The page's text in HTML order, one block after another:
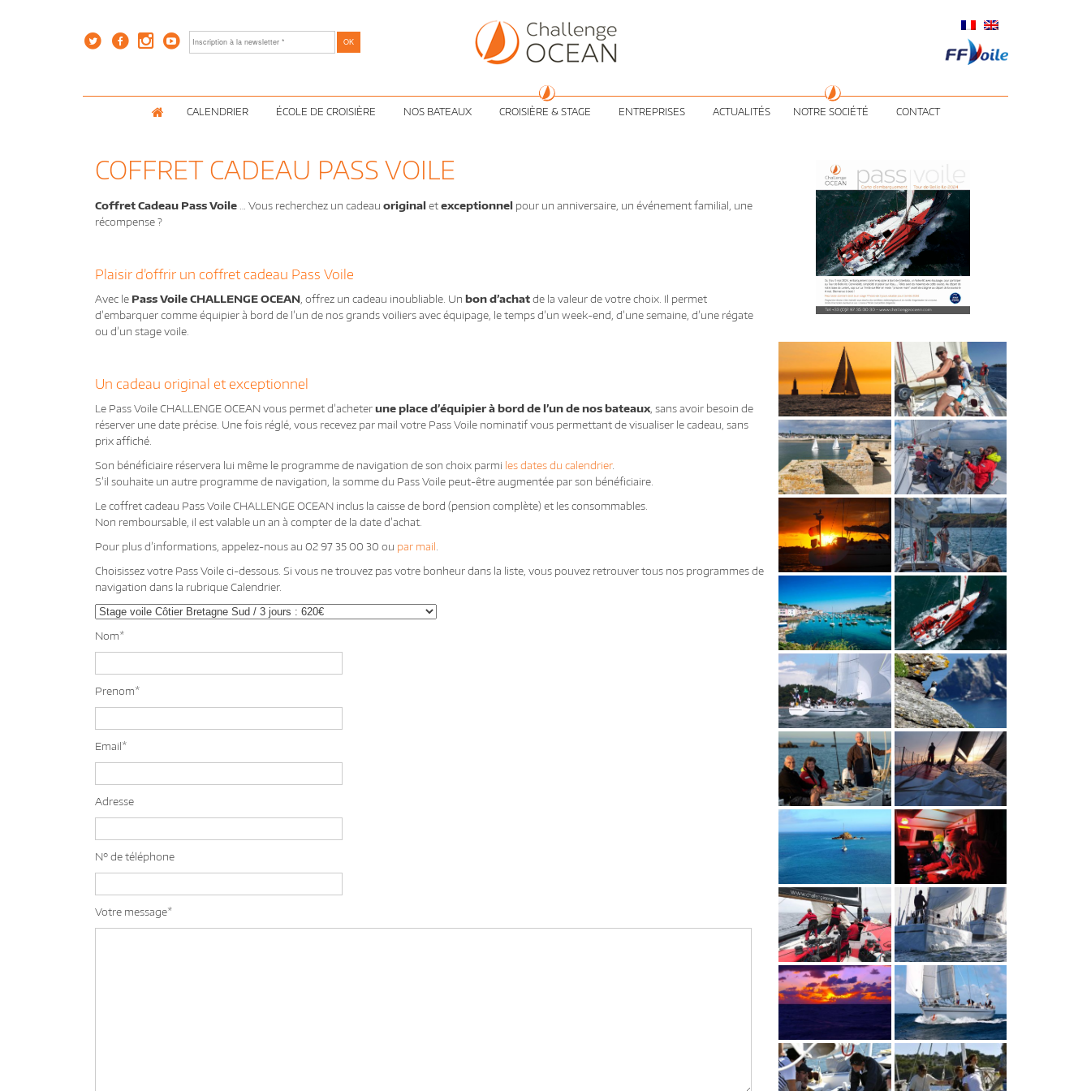
CALENDRIER ÉCOLE DE CROISIÈRE NOS BATEAUX CROISIÈRE & STAGE ENTREPRISES ACTUALITÉS NOTRE SOCIÉTÉ CONTACT
COFFRET CADEAU PASS VOILE
Coffret Cadeau Pass Voile … Vous recherchez un cadeau originaletexceptionnel pour un anniversaire, un événement familial, une
récompense ?
Plaisir d’offrir un coffret cadeau Pass Voile
Avec le Pass Voile CHALLENGE OCEAN , offrez un cadeau inoubliable. Un bon d’achatde la valeur de votre choix. Il permet
d’embarquer comme équipier à bord de l’un de nos grands voiliers avec équipage, le temps d’un week-end, d’une semaine, d’une régate
ou d’un stage voile.
Un cadeau original et exceptionnel
Le Pass Voile CHALLENGE OCEAN vous permet d’acheterune place d’équipier à bord de l’un de nos bateaux , sans avoir besoin de
réserver une date précise. Une fois réglé, vous recevez par mail votre Pass Voile nominatif vous permettant de visualiser le cadeau, sans
prix affiché.
Son bénéficiaire réservera lui même le programme de navigation de son choix parmi les dates du calendrier.
S’il souhaite un autre programme de navigation, la somme du Pass Voile peut-être augmentée par son bénéficiaire.
Le coffret cadeau Pass Voile CHALLENGE OCEAN inclus la caisse de bord (pension complète) et les consommables.
Non remboursable, il est valable un an à compter de la date d’achat.
Pour plus d’informations, appelez-nous au 02 97 35 00 30 ou par mail
Choisissez votre Pass Voile ci-dessous. Si vous ne trouvez pas votre bonheur dans la liste, vous pouvez retrouver tous nos programmes de
navigation dans la rubrique Calendrier.
Nom*
Prenom*
Email*
Adresse
N° de téléphone
Votre message*